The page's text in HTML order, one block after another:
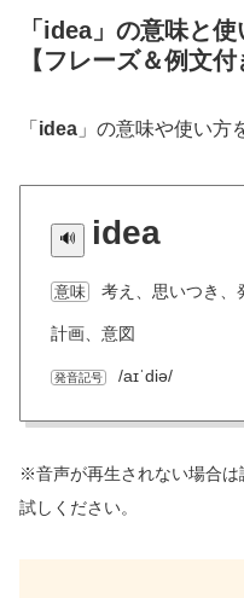
「idea」の意味と
【フレーズ＆例文付
「 idea 」の意味や使い方
idea
意味 考え、思いつき、
計画、意図
発音記号 /aɪˈdiə/
※音声が再生されない場合は
試しください。